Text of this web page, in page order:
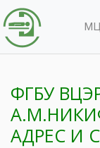
ФГБУ
АДРЕС И